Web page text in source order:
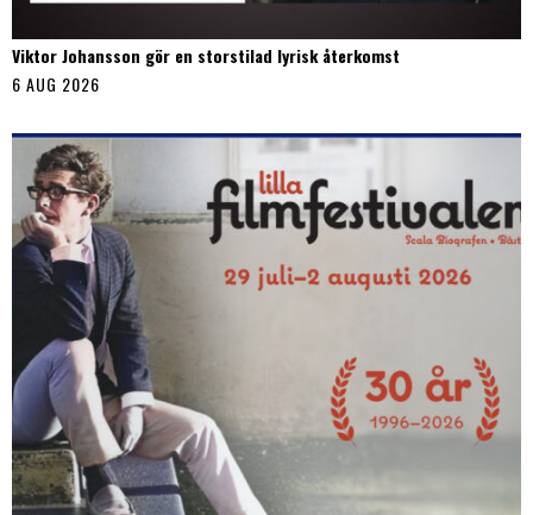
Viktor Johansson gör en storstilad lyrisk återkomst
6 AUG 2026